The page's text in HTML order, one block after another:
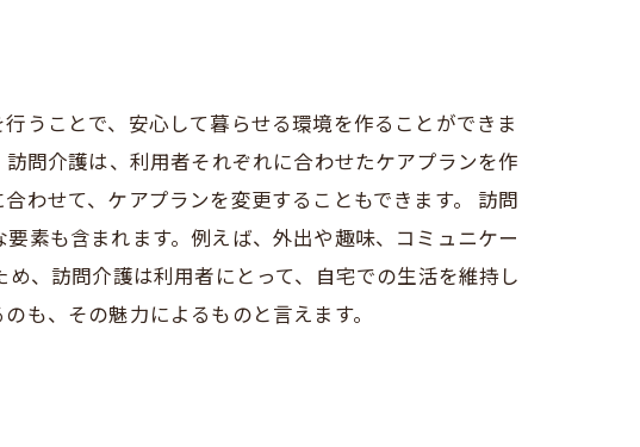
うことで、安心して暮らせる環境を作ることができま
問介護は、利用者それぞれに合わせたケアプランを作
わせて、ケアプランを変更することもできます。 訪問
素も含まれます。例えば、外出や趣味、コミュニケー
、訪問介護は利用者にとって、自宅での生活を維持し
も、その魅力によるものと言えます。